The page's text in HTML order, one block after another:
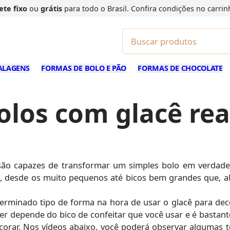
fixoou grátispara todo o Brasil. Confira condições no
FORMAS DE BOLO E PÃO FORMAS DE CHOCOLATE
com glacê
capazes de transformar um simples bolo em
os muito pequenos até bicos bem grandes que,
tipo de forma na hora de usar o glacê para
depende do bico de confeitar que você usar e é
Nos vídeos abaixo, você poderá observar